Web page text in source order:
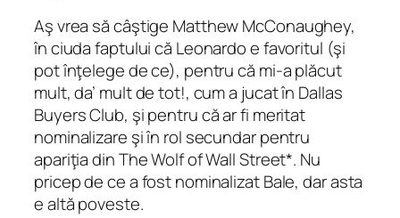
Aş vrea să câştige Matthew McConaughey,
în ciuda faptului că Leonardo e favoritul (şi
pot înţelege de ce), pentru că mi-a plăcut
mult, da’ mult de tot!, cum a jucat în Dallas
Buyers Club, şi pentru că ar fi meritat
nominalizare şi în rol secundar pentru
apariţia din The Wolf of Wall Street*. Nu
pricep de ce a fost nominalizat Bale, dar asta
e altă poveste.